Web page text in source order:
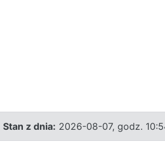
Stan z dnia: 2026-08-07, godz.